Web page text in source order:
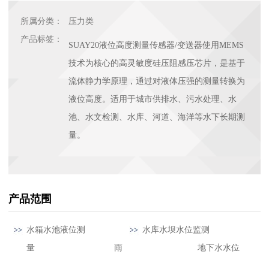
所属分类：
压力类
产品标签：
SUAY20液位高度测量传感器/变送器使用MEMS
技术为核心的高灵敏度硅压阻感压芯片，是基于
流体静力学原理，通过对液体压强的测量转换为
液位高度。适用于城市供排水、污水处理、水
池、水文检测、水库、河道、海洋等水下长期测
量。
产品范围
水箱水池液位测
量 雨
水库水坝水位监测
地下水水位